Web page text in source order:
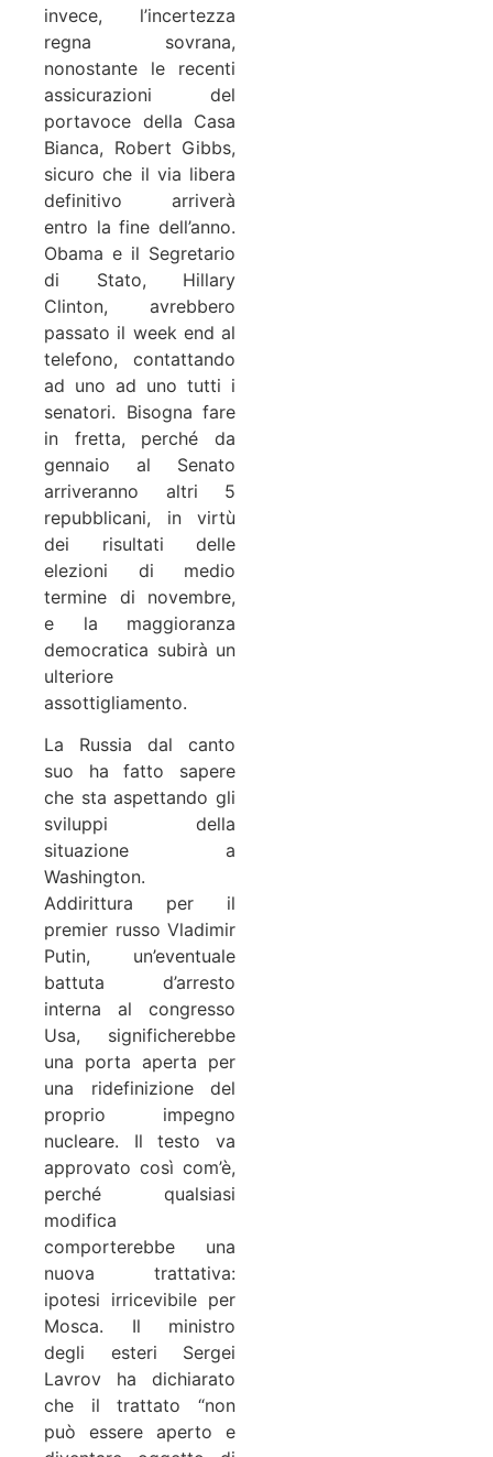
invece, l’incertezza
regna sovrana,
nonostante le recenti
assicurazioni del
portavoce della Casa
Bianca, Robert Gibbs,
sicuro che il via libera
definitivo arriverà
entro la fine dell’anno.
Obama e il Segretario
di Stato, Hillary
Clinton, avrebbero
passato il week end al
telefono, contattando
ad uno ad uno tutti i
senatori. Bisogna fare
in fretta, perché da
gennaio al Senato
arriveranno altri 5
repubblicani, in virtù
dei risultati delle
elezioni di medio
termine di novembre,
e la maggioranza
democratica subirà un
ulteriore
assottigliamento.
La Russia dal canto
suo ha fatto sapere
che sta aspettando gli
sviluppi della
situazione a
Washington.
Addirittura per il
premier russo Vladimir
Putin, un’eventuale
battuta d’arresto
interna al congresso
Usa, significherebbe
una porta aperta per
una ridefinizione del
proprio impegno
nucleare. Il testo va
approvato così com’è,
perché qualsiasi
modifica
comporterebbe una
nuova trattativa:
ipotesi irricevibile per
Mosca. Il ministro
degli esteri Sergei
Lavrov ha dichiarato
che il trattato “non
può essere aperto e